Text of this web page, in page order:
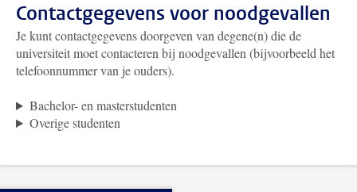
Contactgegevens voor noodgevallen
Je kunt contactgegevens doorgeven van degene(n) die de
universiteit moet contacteren bij noodgevallen (bijvoorbeeld het
telefoonnummer van je ouders).
Bachelor- en masterstudenten
Overige studenten